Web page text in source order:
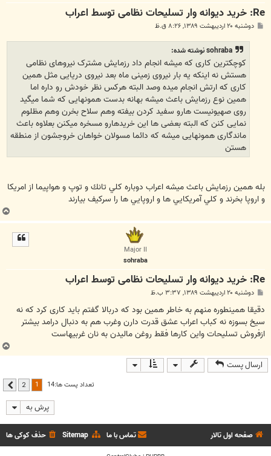
Re: خرید دیوانه وار تسلیحات نظامی توسط اعراب
پ دوشنبه ۲۰ اردیبهشت ۱۳۸۹, ۸:۲۶ ق.ظ
sohraba نوشته شده:
کوچکترین کاری که میشه انجام داد رزمایش مشترک نیروهای نظامی
هستش نه اینکه یه بار نیروی زمینی ماه بعد نیروی دریایی مثل همین
کاری که ارتش انجام میده وصد البته هرکس نظر خودش رو داره اما
همین نوع رزمایش باعث میشه بهانه بدست همونهایی که شما میگید
روی صهیونیست هارو سفید کردن بیفته وهم سلاح بخرن وهم مظلوم
نمایی کنن که البته بعضی ها این خریدهارو مسخره میکنن بعلاوه باعث
ماندگاری همونهایی میشه که دائما مسولان خواهان خروجشون از منطقه
هستن
بله همين رزمايش باعث ميشه اعراب دوباره كلي تانك و توپ و هواپيما از امريكا
و اروپا بخرند و كلي آمريكايي ها و اروپايي ها را سركيف بيارند
ب
ا
Major II
sohraba
Re: خرید دیوانه وار تسلیحات نظامی توسط اعراب
پ
ت
دوشنبه ۲۰ اردیبهشت ۱۳۸۹, ۳:۳۷ ب.ظ
دقیقا همینطوره منهم به خاطر همین بود که دربالا گفتم باید کاری کرد که نه
سیخ بسوزه نه کباب اعراب عشق قدرت دارن وغرب هم به دنبال درامد بیشتر
ازفروش تسلیحات واین کارها فقط روغن مالیدن به نان غربیهاست
ب
ا
ارسال پست
تعداد پست ها:14 2 بعدی
پرش به
صفحه اول تالار حذف کوکی ها Sitemap تماس با ما